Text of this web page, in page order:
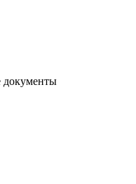
документы